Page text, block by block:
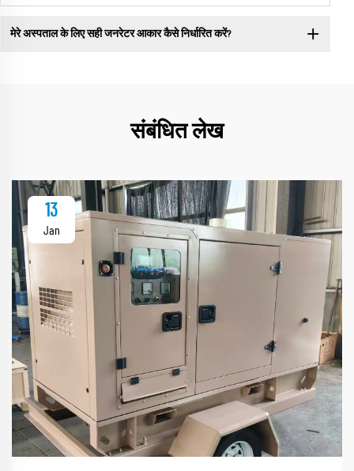
मेरे अस्पताल के लिए सही जनरेटर आकार कैसे निर्धारित करें?
संबंधित लेख
13
Jan